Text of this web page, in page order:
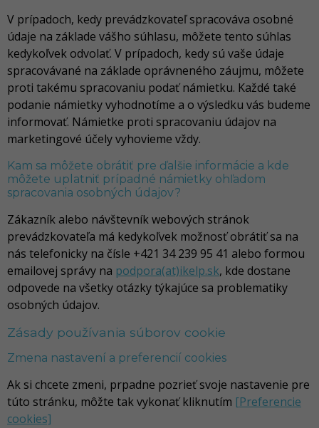
V prípadoch, kedy prevádzkovateľ spracováva osobné
údaje na základe vášho súhlasu, môžete tento súhlas
kedykoľvek odvolať. V prípadoch, kedy sú vaše údaje
spracovávané na základe oprávneného záujmu, môžete
proti takému spracovaniu podať námietku. Každé také
podanie námietky vyhodnotíme a o výsledku vás budeme
informovať. Námietke proti spracovaniu údajov na
marketingové účely vyhovieme vždy.
Kam sa môžete obrátiť pre ďalšie informácie a kde
môžete uplatniť prípadné námietky ohľadom
spracovania osobných údajov?
Zákazník alebo návštevník webových stránok
prevádzkovateľa má kedykoľvek možnosť obrátiť sa na
nás telefonicky na čísle +421 34 239 95 41 alebo formou
emailovej správy na podpora(at)ikelp.sk, kde dostane
odpovede na všetky otázky týkajúce sa problematiky
osobných údajov.
Zásady používania súborov cookie
Zmena nastavení a preferencií cookies
Ak si chcete zmeni, prpadne pozrieť svoje nastavenie pre
túto stránku, môžte tak vykonať kliknutím [Preferencie
cookies]